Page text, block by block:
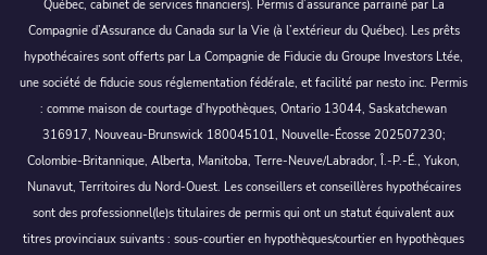
Québec, cabinet de services financiers). Permis d’assurance parrainé par La
Compagnie d’Assurance du Canada sur la Vie (à l’extérieur du Québec). Les prêts
hypothécaires sont offerts par La Compagnie de Fiducie du Groupe Investors Ltée,
une société de fiducie sous réglementation fédérale, et facilité par nesto inc. Permis
: comme maison de courtage d’hypothèques, Ontario 13044, Saskatchewan
316917, Nouveau-Brunswick 180045101, Nouvelle-Écosse 202507230;
Colombie-Britannique, Alberta, Manitoba, Terre-Neuve/Labrador, Î.-P.-É., Yukon,
Nunavut, Territoires du Nord-Ouest. Les conseillers et conseillères hypothécaires
sont des professionnel(le)s titulaires de permis qui ont un statut équivalent aux
titres provinciaux suivants : sous-courtier en hypothèques/courtier en hypothèques